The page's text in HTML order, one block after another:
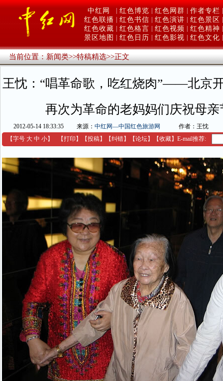
中红网 红色博览 红色网群 作者专栏
红色联播 红色书信 红色演讲 红色景区
红色收藏 红色格言 红色视频 红色精神
景区地图 红色日历 红色影视 红色文化
当前位置：新闻类>>特稿精选>>正文
王忱：“唱革命歌，吃红烧肉”——北京
再次为革命的老妈妈们庆祝母
2012-05-14 18:33:35 来源： 中红网—中国红色旅游网
作者：王忱
【字号 大 中 小】 【打印 】 【投稿】 【纠错】 【论坛】 【收藏】 E-mail推荐: